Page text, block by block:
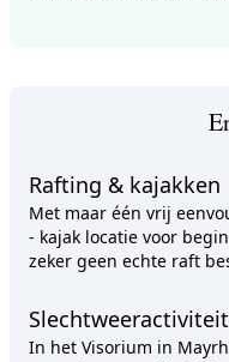
Rafting & kajakken
Met maar één vrij
- kajak locatie voor
zeker geen echte raft
In het Visorium in